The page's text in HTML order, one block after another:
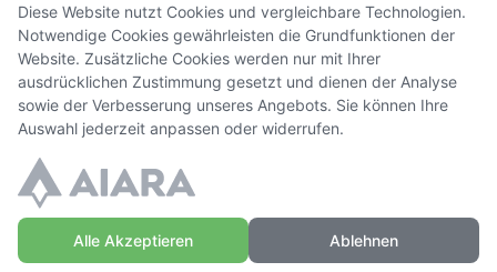
MwSt.
MwSt.
© Copyright WaffenZimmi | Powered bySidora AG
Diese Website nutzt Cookies und vergleichbare Technologien.
Notwendige Cookies gewährleisten die Grundfunktionen der
Website. Zusätzliche Cookies werden nur mit Ihrer
ausdrücklichen Zustimmung gesetzt und dienen der Analyse
sowie der Verbesserung unseres Angebots. Sie können Ihre
Auswahl jederzeit anpassen oder widerrufen.
Alle Akzeptieren Ablehnen